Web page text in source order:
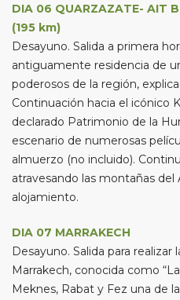
DIA 06 QUARZAZATE- AIT
(195 km)
Desayuno. Salida a primera
antiguamente residencia de
poderosos de la región,
Continuación hacia el icónico
declarado Patrimonio de la
escenario de numerosas
almuerzo (no incluido).
atravesando las montañas del
alojamiento.
DIA 07 MARRAKECH
Desayuno. Salida para realizar
Marrakech, conocida como
Meknes, Rabat y Fez una de